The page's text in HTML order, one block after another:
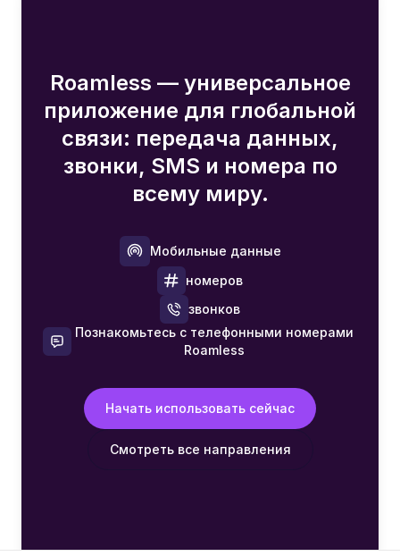
Roamless — универсальное
приложение для глобальной
связи: передача данных,
звонки, SMS и номера по
всему миру.
Мобильные данные
номеров
звонков
Познакомьтесь с телефонными номерами
Roamless
Начать использовать сейчас
Смотреть все направления